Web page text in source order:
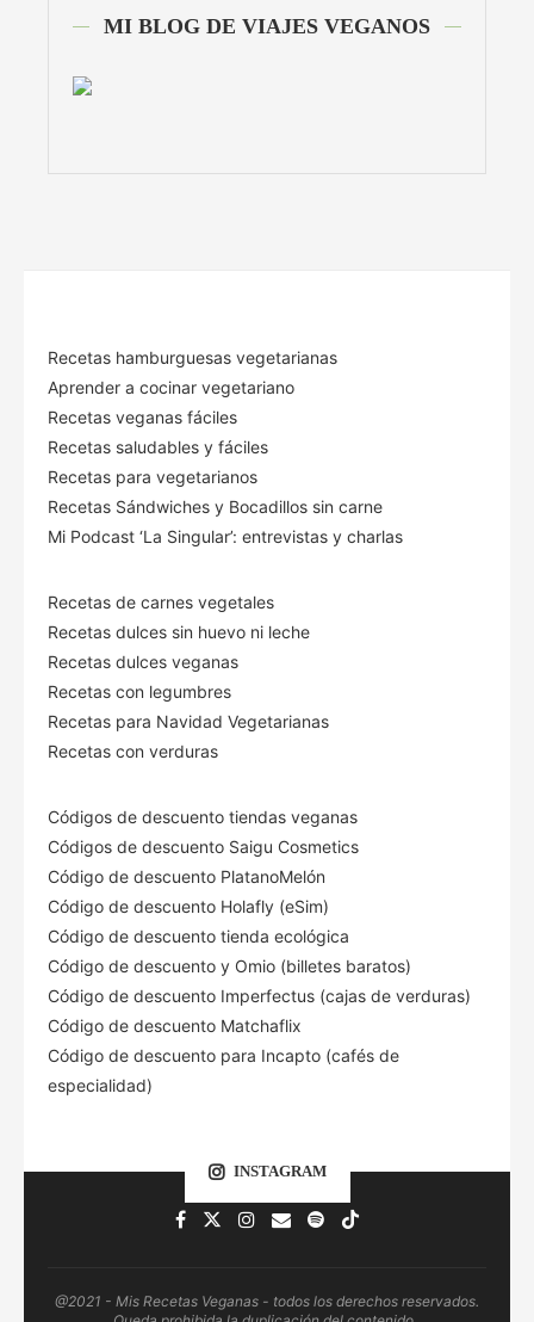
MI BLOG DE VIAJES VEGANOS
Recetas hamburguesas vegetarianas
Aprender a cocinar vegetariano
Recetas veganas fáciles
Recetas saludables y fáciles
Recetas para vegetarianos
Recetas Sándwiches y Bocadillos sin carne
Mi Podcast ‘La Singular’: entrevistas y charlas
Recetas de carnes vegetales
Recetas dulces sin huevo ni leche
Recetas dulces veganas
Recetas con legumbres
Recetas para Navidad Vegetarianas
Recetas con verduras
Códigos de descuento tiendas veganas
Códigos de descuento Saigu Cosmetics
Código de descuento PlatanoMelón
Código de descuento Holafly (eSim)
Código de descuento tienda ecológica
Código de descuento y Omio (billetes baratos)
Código de descuento Imperfectus (cajas de verduras)
Código de descuento Matchaflix
Código de descuento para Incapto (cafés de
especialidad)
INSTAGRAM
@2021 - Mis Recetas Veganas - todos los derechos reservados.